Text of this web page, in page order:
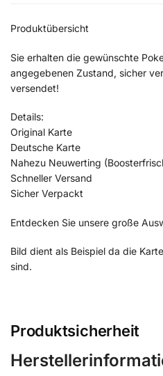
Produktübersicht
Sie erhalten die gewünschte
angegebenen Zustand, sicher
versendet!
Details:
Original Karte
Deutsche Karte
Nahezu Neuwerting
Schneller Versand
Sicher Verpackt
Entdecken Sie unsere große
Bild dient als Beispiel da die
sind.
Produktsicherheit